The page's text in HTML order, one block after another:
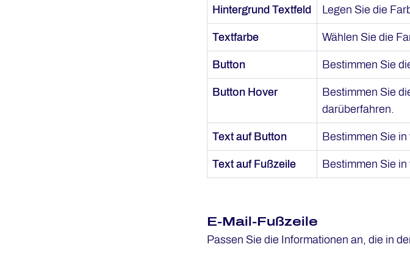
Hintergrund Textfeld Legen Sie die
Textfarbe Wählen Sie die
Button Bestimmen Sie
Button Hover
Bestimmen Sie
darüberfahren.
Text auf Button Bestimmen Sie
Text auf Fußzeile Bestimmen Sie
E-Mail-Fußzeile
Passen Sie die Informationen an, die in